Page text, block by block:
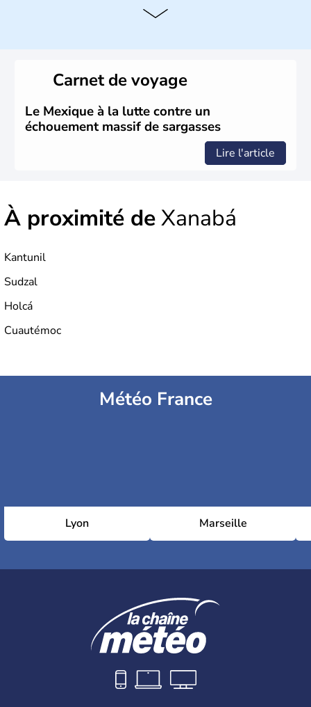
Bordé au Sud par le Guatemala et le Belize, le Mexique
Carnet de voyage
Le Mexique à la lutte contre un
échouement massif de sargasses
Lire l'article
À proximité deXanabá
Kantunil
Sudzal
Holcá
Cuautémoc
Météo France
Lyon Marseille